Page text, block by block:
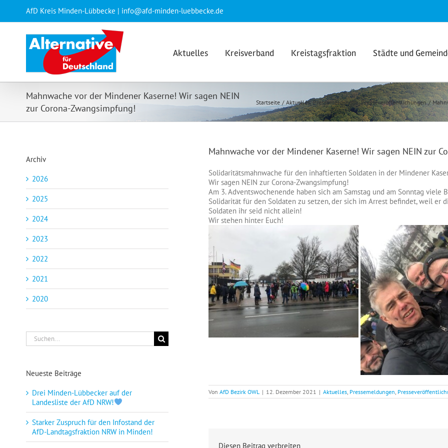
springen
AfD Kreis Minden-Lübbecke | info@afd-minden-luebbecke.de
Aktuelles Kreisverband Kreistagsfraktion Städte und
Mahnwache vor der Mindener Kaserne! Wir sagen NEIN
zur Corona-Zwangsimpfung!
Startseite Aktuelles Pressemeldungen Presseveröffentlichungen
Mahnwache vor der Mindener Kaserne! Wir sagen NEIN zur
Solidaritätsmahnwache für den inhaftierten Soldaten in der Mindener
Wir sagen NEIN zur Corona-Zwangsimpfung!
Am 3. Adventswochenende haben sich am Samstag und am Sonntag
Solidarität für den Soldaten zu setzen, der sich im Arrest befindet, weil er
Soldaten ihr seid nicht allein!
Wir stehen hinter Euch!
VonAfD Bezirk OWL | 12. Dezember 2021 | Aktuelles Pressemeldungen
Diesen Beitrag verbreiten
Archiv
2026
2025
2024
2023
2022
2021
2020
Suche
nach:
Neueste Beiträge
Drei Minden-Lübbecker auf der
Landesliste der AfD NRW!
Starker Zuspruch für den Infostand der
AfD-Landtagsfraktion NRW in Minden!